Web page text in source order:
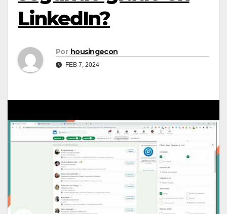
LinkedIn?
Por housingecon
FEB 7, 2024